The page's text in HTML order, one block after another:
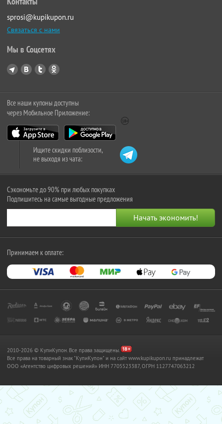
sprosi@kupikupon.ru
Связаться с нами
Мы в Соцсетях
Все наши купоны доступны
через Мобильное Приложение:
Ищите скидки поблизости,
не выходя из чата:
Сэкономьте до 90% при любых покупках
Подпишитесь на самые выгодные предложения
Принимаем к оплате:
2010-2026 © КупиКупон. Все права защищены.
Все права на товарный знак "КупиКупон" и на сайт www.kupikupon.ru принадлежат
OOO «Агентство цифровых решений» ИНН 7705523387, ОГРН 1127747063212